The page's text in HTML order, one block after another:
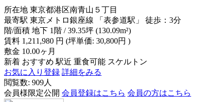
所在地 東京都港区南青山５丁目
最寄駅 東京メトロ銀座線 「表参道駅」 徒歩：3分
階/面積 地下 1階 / 39.35坪 (130.09m²)
賃料 1,211,980 円 (坪単価: 30,800円 )
敷金 10.00ヶ月
新着 おすすめ 駅近 重食可能 スケルトン
お気に入り登録 詳細をみる
閲覧数: 909人
会員様限定公開 会員登録はこちら 会員の方はこちら